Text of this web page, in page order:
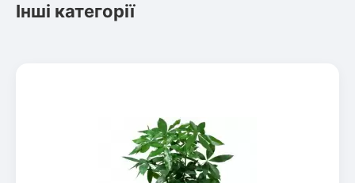
Інші категорії